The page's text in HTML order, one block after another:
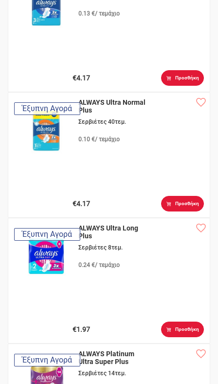
0.13 €/ τεμάχιο
€4.17 Προσθήκη
Έξυπνη Αγορά
ALWAYS Ultra Normal
Plus
Σερβιέτες 40τεμ.
0.10 €/ τεμάχιο
€4.17 Προσθήκη
Έξυπνη Αγορά
ALWAYS Ultra Long
Plus
Σερβιέτες 8τεμ.
0.24 €/ τεμάχιο
€1.97 Προσθήκη
Έξυπνη Αγορά
ALWAYS Platinum
Ultra Super Plus
Σερβιέτες 14τεμ.